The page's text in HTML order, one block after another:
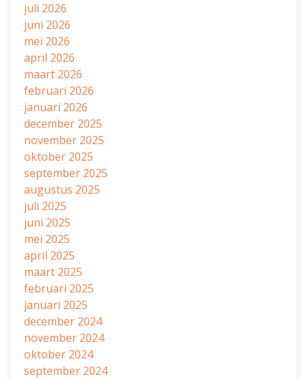
juli 2026
juni 2026
mei 2026
april 2026
maart 2026
februari 2026
januari 2026
december 2025
november 2025
oktober 2025
september 2025
augustus 2025
juli 2025
juni 2025
mei 2025
april 2025
maart 2025
februari 2025
januari 2025
december 2024
november 2024
oktober 2024
september 2024